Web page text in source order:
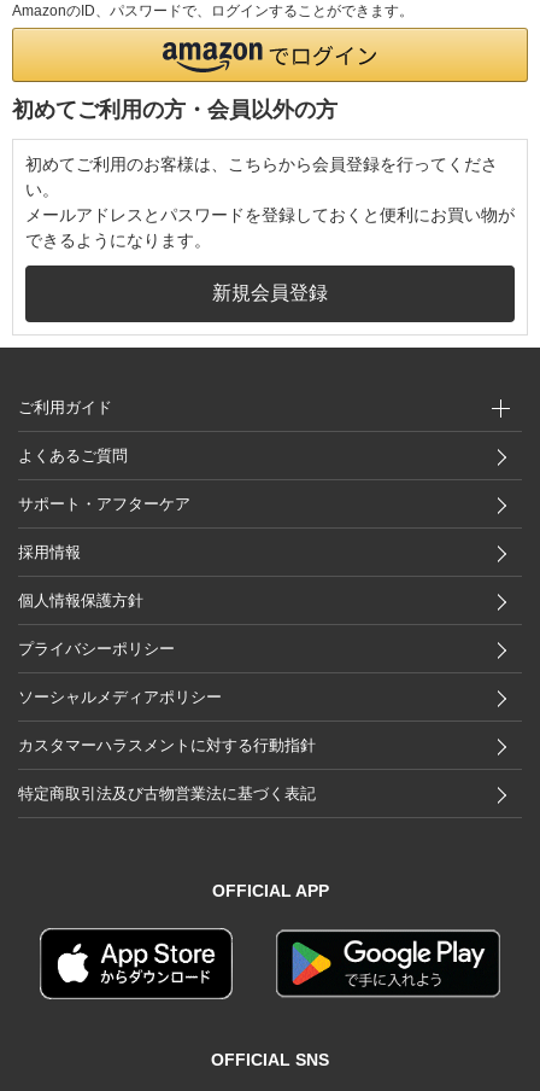
AmazonのID、パスワードで、ログインすることができます。
初めてご利用の方・会員以外の方
初めてご利用のお客様は、こちらから会員登録を行ってくださ
い。
メールアドレスとパスワードを登録しておくと便利にお買い物が
できるようになります。
ご利用ガイド
よくあるご質問
サポート・アフターケア
採用情報
個人情報保護方針
プライバシーポリシー
ソーシャルメディアポリシー
カスタマーハラスメントに対する行動指針
特定商取引法及び古物営業法に基づく表記
OFFICIAL APP
OFFICIAL SNS